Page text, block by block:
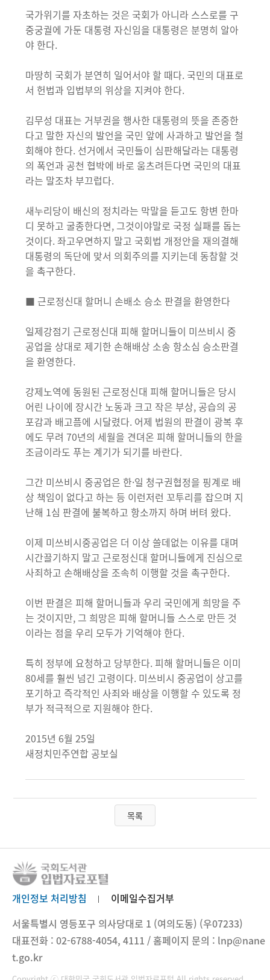
국가위기를 자초하는 것은 국회가 아니라 스스로를 구
중궁궐에 가둔 대통령 자신임을 대통령은 분명히 알아
야 한다.
마땅히 국회가 분연히 일어서야 할 때다. 국민의 대표로
서 헌법과 입법부의 위상을 지켜야 한다.
김무성 대표는 거부권을 행사한 대통령의 뜻을 존중한
다고 말한 자신의 발언을 국민 앞에 사과하고 발언을 철
회해야 한다. 선거에서 국민들이 심판해달라는 대통령
의 폭언과 공천 협박에 바로 움츠려든다면 국민의 대표
라는 말조차 부끄럽다.
새누리당이 배신의 정치라는 막말을 듣고도 항변 한마
디 못하고 굴종한다면, 그것이야말로 국정 실패를 돕는
것이다. 좌고우면하지 말고 국회법 개정안을 재의결해
대통령의 독단에 맞서 의회주의를 지키는데 동참할 것
을 촉구한다.
■ 근로정신대 할머니 손배소 승소 판결을 환영한다
일제강점기 근로정신대 피해 할머니들이 미쓰비시 중
공업을 상대로 제기한 손해배상 소송 항소심 승소판결
을 환영한다.
강제노역에 동원된 근로정신대 피해 할머니들은 당시
어린 나이에 장시간 노동과 크고 작은 부상, 공습의 공
포감과 배고픔에 시달렸다. 어제 법원의 판결이 광복 후
에도 무려 70년의 세월을 견뎌온 피해 할머니들의 한을
조금이라도 푸는 계기가 되기를 바란다.
그간 미쓰비시 중공업은 한·일 청구권협정을 핑계로 배
상 책임이 없다고 하는 등 이런저런 꼬투리를 잡으며 지
난해 1심 판결에 불복하고 항소까지 하며 버텨 왔다.
이제 미쓰비시중공업은 더 이상 쓸데없는 이유를 대며
시간끌기하지 말고 근로정신대 할머니들에게 진심으로
사죄하고 손해배상을 조속히 이행할 것을 촉구한다.
이번 판결은 피해 할머니들과 우리 국민에게 희망을 주
는 것이지만, 그 희망은 피해 할머니들 스스로 만든 것
이라는 점을 우리 모두가 기억해야 한다.
특히 정부에 요청하고 당부한다. 피해 할머니들은 이미
80세를 훨씬 넘긴 고령이다. 미쓰비시 중공업이 상고를
포기하고 즉각적인 사죄와 배상을 이행할 수 있도록 정
부가 적극적으로 지원해야 한다.
2015년 6월 25일
새정치민주연합 공보실
목록
개인정보 처리방침
이메일수집거부
서울특별시 영등포구 의사당대로 1 (여의도동) (우07233)
대표전화 : 02-6788-4054, 4111 / 홈페이지 문의 : lnp@nane
t.go.kr